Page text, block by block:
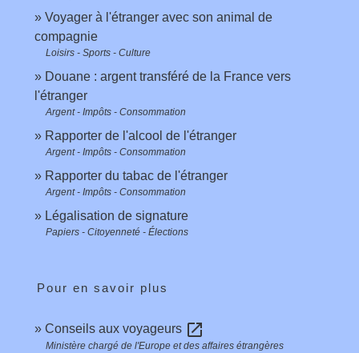
Voyager à l'étranger avec son animal de
compagnie
Loisirs - Sports - Culture
Douane : argent transféré de la France vers
l'étranger
Argent - Impôts - Consommation
Rapporter de l'alcool de l'étranger
Argent - Impôts - Consommation
Rapporter du tabac de l'étranger
Argent - Impôts - Consommation
Légalisation de signature
Papiers - Citoyenneté - Élections
Pour en savoir plus
Conseils aux voyageurs open_in_new
Ministère chargé de l'Europe et des affaires étrangères